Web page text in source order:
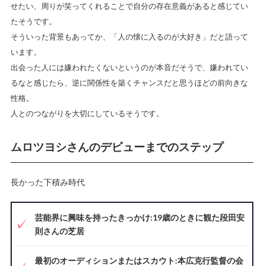
せたい、周りが笑ってくれることで自分の存在意義があると感じてい
たそうです。
そういった背景もあってか、「人の懐に入るのが大好き」だと語って
います。
出会った人には嫌われたくないというのが本音だそうで、嫌われてい
るなと感じたら、逆に関係性を築くチャンスだと思うほどの前向きな
性格。
人とのつながりを大切にしているそうです。
ムロツヨシさんのデビューまでのステップ
長かった下積み時代
芸能界に興味を持ったきっかけ:19歳のときに観た段田安
則さんの芝居
最初のオーディションまたはスカウト:本広克行監督の会